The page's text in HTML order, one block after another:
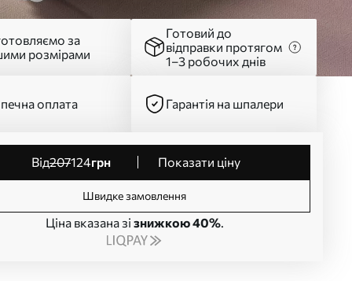
за
розмірами
Готовий до
відправки протягом
1–3 робочих днів
оплата Гарантія на шпалери
від207124грн Показати ціну
Швидке замовлення
Ціна вказана зі знижкою 40%.